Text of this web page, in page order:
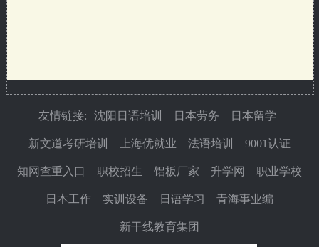
友情链接: 沈阳日语培训 日本劳务 日本留学
新文道考研培训 上海优就业 法语培训 9001认证
知网查重入口 职校招生 铝板厂家 升学网 职业学校
日本工作 实训设备 日语学习 青海事业编
新干线教育集团